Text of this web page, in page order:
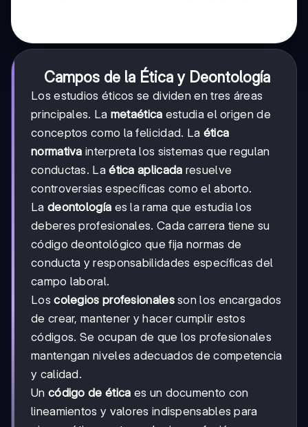
Campos de la Ética y Deontología
Los estudios éticos se dividen en tres áreas
principales. La metaética estudia el origen de
conceptos como la felicidad. La ética
normativa interpreta los sistemas que regulan
conductas. Laética aplicada resuelve
controversias específicas como el aborto.
La deontología es la rama que estudia los
deberes profesionales. Cada carrera tiene su
código deontológico que fija normas de
conducta y responsabilidades específicas del
campo laboral.
Loscolegios profesionalesson los encargados
de crear, mantener y hacer cumplir estos
códigos. Se ocupan de que los profesionales
mantengan niveles adecuados de competencia
y calidad.
Un código de ética es un documento con
lineamientos y valores indispensables para